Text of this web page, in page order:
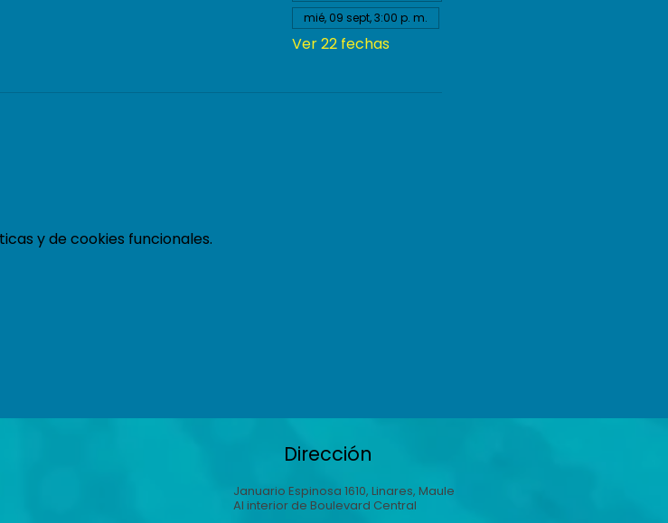
mié, 09 sept, 3:00 p. m.
Ver 22 fechas
y de cookies funcionales.
Dirección
Januario Espinosa 1610, Linares, Maule
Al interior de Boulevard Central